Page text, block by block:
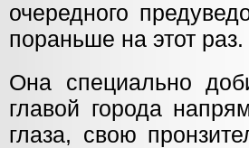
очередного
пораньше на этот раз.
Она специально
главой города
глаза, свою